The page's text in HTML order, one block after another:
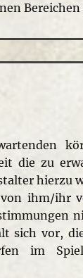
die zu
hierzu
ihm/ihr
sich vor,
im